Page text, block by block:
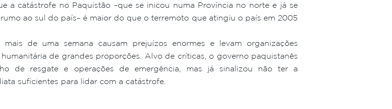
a catástrofe no Paquistão –que se inicou numa Província no norte e já se
ao sul do país– é maior do que o terremoto que atingiu o país em 2005
de uma semana causam prejuízos enormes e levam organizações
de grandes proporções. Alvo de críticas, o governo paquistanês
de resgate e operações de emergência, mas já sinalizou não ter a
suficientes para lidar com a catástrofe.